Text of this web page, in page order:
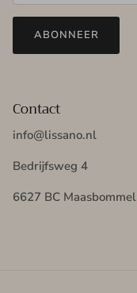
ABONNEER
Contact
info@lissano.nl
Bedrijfsweg 4
6627 BC Maasbommel